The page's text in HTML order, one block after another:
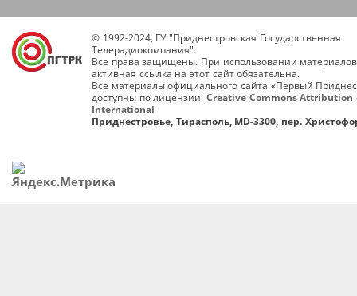
© 1992-2024, ГУ "Приднестровская Государственная
Телерадиокомпания".
Все права защищены. При использовании
активная ссылка на этот сайт обязательна.
Все материалы официального сайта «Первый
доступны по лицензии: Creative Commons Attribution
International
Приднестровье, Тирасполь, MD-3300, пер.